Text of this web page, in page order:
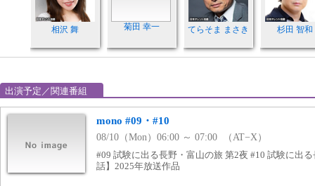
相沢 舞 菊田 幸一 てらそま まさき 杉田 智和
出演予定／関連番組
mono #09・#10
08/10（Mon）06:00 ～ 07:00 （AT−X）
#09 試験に出る長野・富山の旅 第2夜 #10 試験に出
話】2025年放送作品